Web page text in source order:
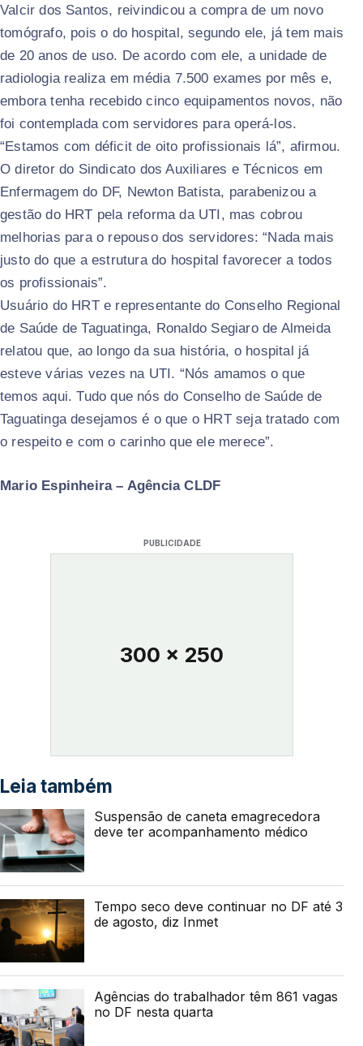
Valcir dos Santos, reivindicou a compra de um novo
tomógrafo, pois o do hospital, segundo ele, já tem mais
de 20 anos de uso. De acordo com ele, a unidade de
radiologia realiza em média 7.500 exames por mês e,
embora tenha recebido cinco equipamentos novos, não
foi contemplada com servidores para operá-los.
“Estamos com déficit de oito profissionais lá”, afirmou.
O diretor do Sindicato dos Auxiliares e Técnicos em
Enfermagem do DF, Newton Batista, parabenizou a
gestão do HRT pela reforma da UTI, mas cobrou
melhorias para o repouso dos servidores: “Nada mais
justo do que a estrutura do hospital favorecer a todos
os profissionais”.
Usuário do HRT e representante do Conselho Regional
de Saúde de Taguatinga, Ronaldo Segiaro de Almeida
relatou que, ao longo da sua história, o hospital já
esteve várias vezes na UTI. “Nós amamos o que
temos aqui. Tudo que nós do Conselho de Saúde de
Taguatinga desejamos é o que o HRT seja tratado com
o respeito e com o carinho que ele merece”.
Mario Espinheira – Agência CLDF
PUBLICIDADE
300 x 250
Leia também
Suspensão de caneta emagrecedora
deve ter acompanhamento médico
Tempo seco deve continuar no DF até 3
de agosto, diz Inmet
Agências do trabalhador têm 861 vagas
no DF nesta quarta